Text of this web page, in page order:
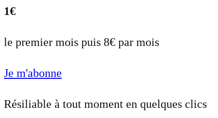
1€
le premier mois puis 8€ par mois
Je m'abonne
Résiliable à tout moment en quelques clics